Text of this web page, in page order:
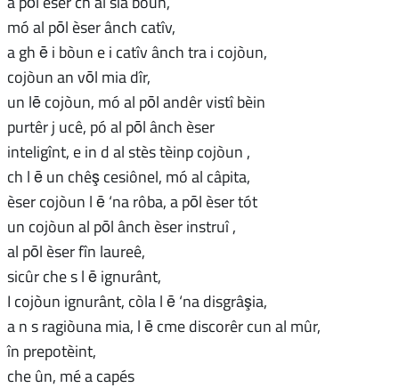
mó al pōl èser ânch catîv,
a gh ē i bòun e i catîv ânch tra i cojòun,
cojòun an vōl mia dîr,
un lē cojòun, mó al pōl andêr vistî bèin
purtêr j ucê, pó al pōl ânch èser
inteligînt, e in d al stès tèinp cojòun ,
ch l ē un chêş cesiônel, mó al câpita,
èser cojòun l ē ‘na rôba, a pōl èser tót
un cojòun al pōl ânch èser instruî ,
al pōl èser fîn laureê,
sicûr che s l ē ignurânt,
I cojòun ignurânt, còla l ē ‘na disgrâşia,
a n s ragiòuna mia, l ē cme discorêr cun al mûr,
în prepotèint,
che ûn, mé a capés